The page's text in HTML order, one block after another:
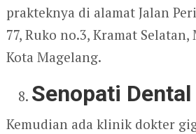
prakteknya di alamat Jalan
77, Ruko no.3, Kramat
Kota Magelang.
Senopati Dental
Kemudian ada klinik dokter